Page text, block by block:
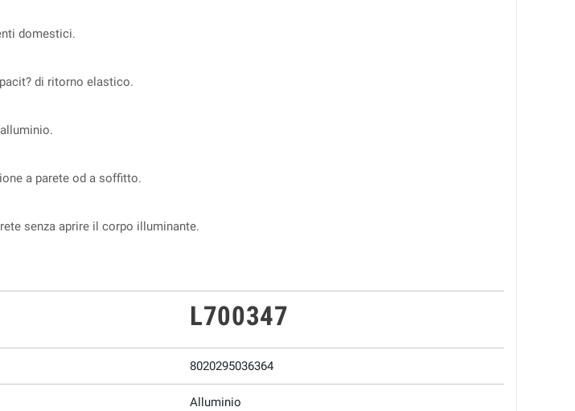
domestici.
di ritorno elastico.
a parete od a soffitto.
senza aprire il corpo illuminante.
L700347
8020295036364
Alluminio